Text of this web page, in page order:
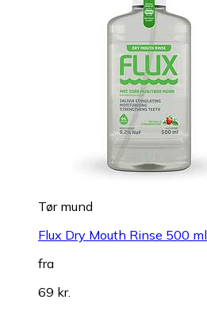
Tør mund
Flux Dry Mouth Rinse 500 ml
fra
69 kr.